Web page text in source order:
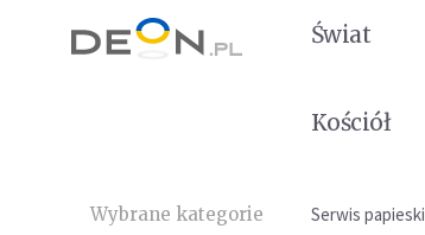
Świat
Kościół
Wybrane kategorie Serwis papieski